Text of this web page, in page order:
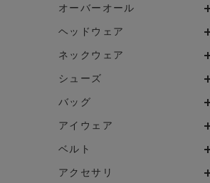
オーバーオール
ヘッドウェア
ネックウェア
シューズ
バッグ
アイウェア
ベルト
アクセサリ